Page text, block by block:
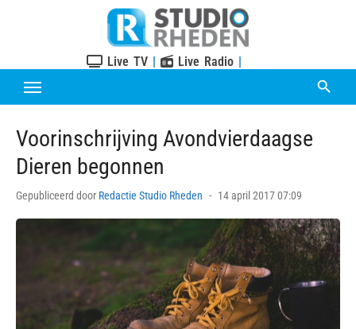
Live TV | Live Radio |
Voorinschrijving Avondvierdaagse
Dieren begonnen
Gepubliceerd door Redactie Studio Rheden
Posted
14 april 2017 07:09